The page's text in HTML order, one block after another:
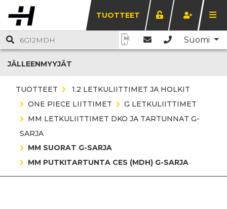
TUOTTEET
Suomi
JÄLLEENMYYJÄT
TUOTTEET
1.2 LETKULIITTIMET JA HOLKIT
ONE PIECE LIITTIMET
G LETKULIITTIMET
MM LETKULIITTIMET DKO JA TARTUNNAT G-
SARJA
MM SUORAT G-SARJA
MM PUTKITARTUNTA CES (MDH) G-SARJA